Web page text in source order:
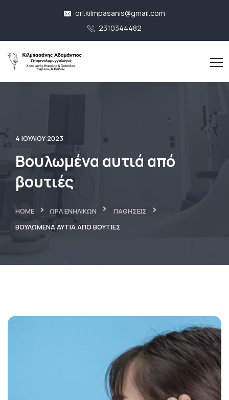
orl.kilmpasanis@gmail.com
2310344482
4 ΙΟΥΛΊΟΥ 2023
Βουλωμένα αυτιά από
βουτιές
HOME ΩΡΛ ΕΝΗΛΊΚΩΝ
ΠΑΘΉΣΕΙΣ
ΒΟΥΛΩΜΈΝΑ ΑΥΤΙΆ ΑΠΌ ΒΟΥΤΙΈΣ